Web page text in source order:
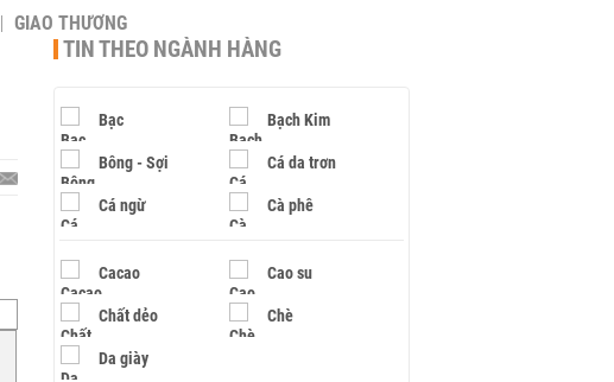
GIAO THƯƠNG
TIN THEO NGÀNH HÀNG
Bạc Bạch Kim
Bông - Sợi Cá da trơn
Cá ngừ Cà phê
Cacao Cao su
Chất dẻo Chè
Da giày